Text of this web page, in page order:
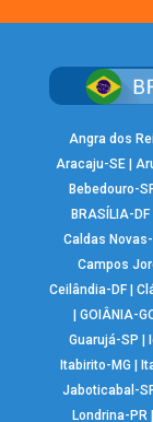
Angra dos
Aracaju-SE |
Bebedouro-
BRASÍLIA-DF|
Caldas Novas-
Campos
Ceilândia-DF|
GOIÂNIA-
Guarujá-SP
Itabirito-MG
Jaboticabal-
Londrina-PR|